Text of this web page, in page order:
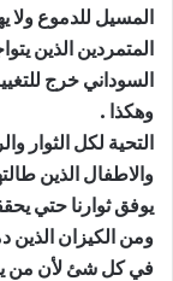
المسيل للدموع
المتمردين الذين
السوداني خرج
وهكذا .
التحية لكل الثوار
والاطفال الذين
يوفق ثوارنا حتي
ومن الكيزان
في كل شئ لأن من